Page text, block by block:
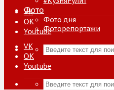
VK
ОК
Youtube
Фото
Фото дня
Фоторепортажи
VK
ОК
Youtube